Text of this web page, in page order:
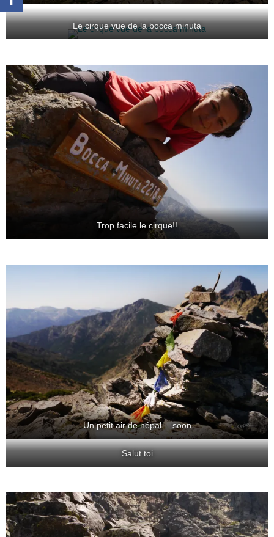
Le cirque vue de la bocca minuta
Trop facile le cirque!!
Un petit air de népal… soon
Salut toi